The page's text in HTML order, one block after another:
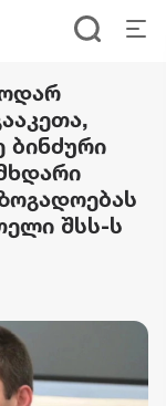
ბინძური
შსს-ს